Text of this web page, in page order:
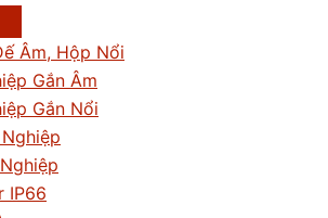
Âm, Hộp Nổi
Gắn Âm
Gắn Nổi
IP66